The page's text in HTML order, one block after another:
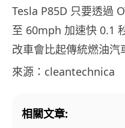
Tesla P85D 只要透過
至 60mph 加速快 0.1
改車會比起傳統燃油汽
來源：cleantechnica
相關文章: